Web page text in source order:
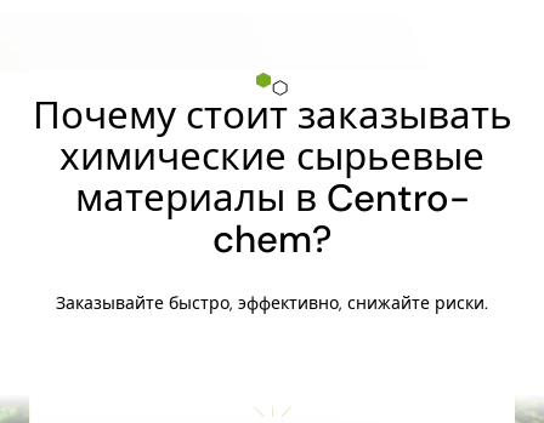
Почему стоит заказывать
химические сырьевые
материалы в Centro-
chem?
Заказывайте быстро, эффективно, снижайте риски.